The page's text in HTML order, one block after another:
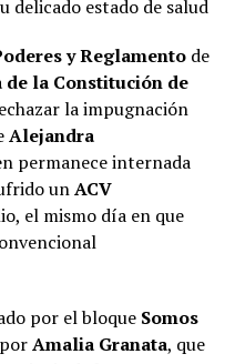
delicado estado de salud
y Reglamento de
la Constitución de
la impugnación
Alejandra
permanece internada
unACV
el mismo día en que
por el bloque Somos
Amalia Granata, que